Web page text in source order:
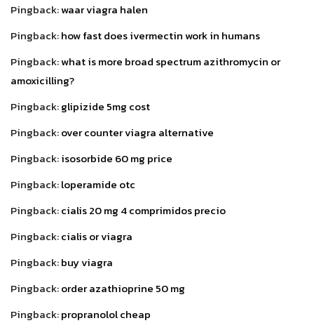
Pingback:waar viagra halen
Pingback:how fast does ivermectin work in humans
Pingback:what is more broad spectrum azithromycin or
amoxicilling?
Pingback:glipizide 5mg cost
Pingback:over counter viagra alternative
Pingback:isosorbide 60 mg price
Pingback:loperamide otc
Pingback:cialis 20 mg 4 comprimidos precio
Pingback:cialis or viagra
Pingback:buy viagra
Pingback:order azathioprine 50 mg
Pingback:propranolol cheap